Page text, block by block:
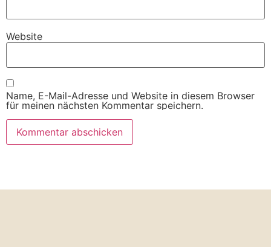
Website
Name, E-Mail-Adresse und Website in diesem Browser
für meinen nächsten Kommentar speichern.